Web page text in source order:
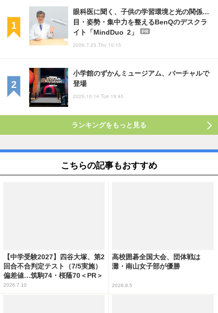
眼科医に聞く、子供の学習環境と光の関係…
目・姿勢・集中力を整えるBenQのデスクラ
イト「MindDuo 2」
PR
2026.7.23 Thu 10:15
小学館のずかんミュージアム、バーチャルで
登場
2025.10.14 Tue 19:45
ランキングをもっと見る
こちらの記事もおすすめ
【中学受験2027】四谷大塚、第2
回合不合判定テスト（7/5実施）
偏差値…筑駒74・桜蔭70＜PR＞
2026.7.10
高校囲碁全国大会、団体戦は
灘・南山女子部が優勝
2026.8.5